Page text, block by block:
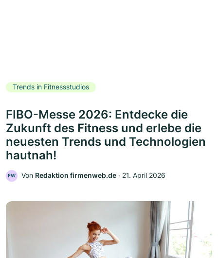
Trends in Fitnessstudios
FIBO-Messe 2026: Entdecke die
Zukunft des Fitness und erlebe die
neuesten Trends und Technologien
hautnah!
FW Von Redaktion firmenweb.de ‧ 21. April 2026